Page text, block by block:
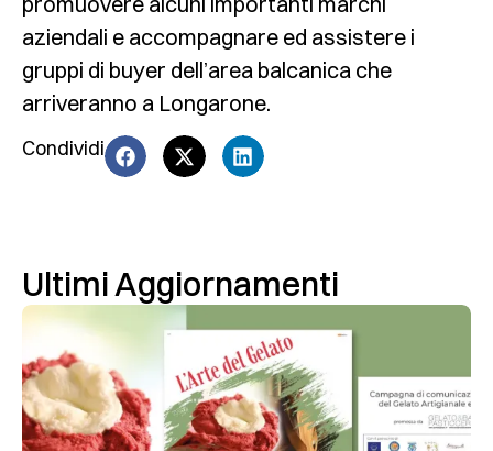
aziendali e accompagnare ed assistere i
gruppi di buyer dell’area balcanica che
arriveranno a Longarone.
Condividi
Ultimi Aggiornamenti